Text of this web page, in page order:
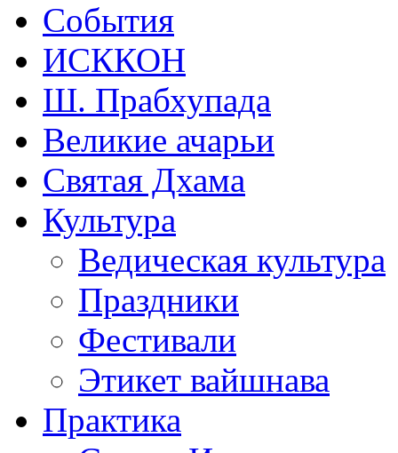
События
ИСККОН
Ш. Прабхупада
Великие ачарьи
Святая Дхама
Культура
Ведическая культура
Праздники
Фестивали
Этикет вайшнава
Практика